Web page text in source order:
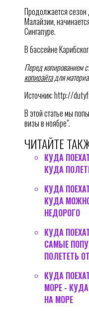
Продолжается
Малайзии,
Сингапуре.
В бассейне
Перед копированием
копирайтадля
Источник: http://
В этой статье мы
визы в ноябре".
ЧИТАЙТЕ
КУДА
КУДА
КУДА
КУДА
НЕДОРОГО
КУДА
САМЫЕ
ПОЛЕТЕТЬ
КУДА
МОРЕ -
НА МОРЕ